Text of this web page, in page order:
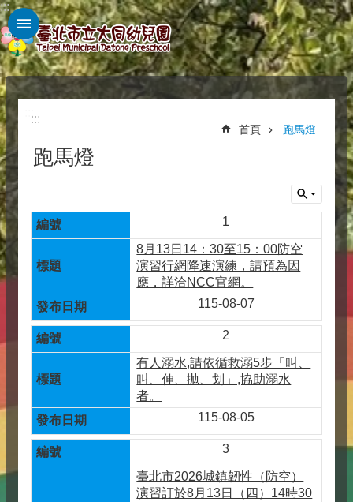
跳到主要內容區塊
:::
:::
首頁 跑馬燈
跑馬燈
1
8月13日14：30至15：00防空
演習行網降速演練，請預為因
應，詳洽NCC官網。
115-08-07
2
有人溺水,請依循救溺5步「叫、
叫、伸、拋、划」,協助溺水
者。
115-08-05
3
臺北市2026城鎮韌性（防空）
演習訂於8月13日（四）14時30